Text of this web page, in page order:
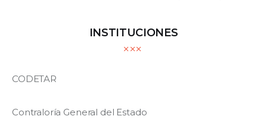
INSTITUCIONES
CODETAR
Contraloría General del Estado